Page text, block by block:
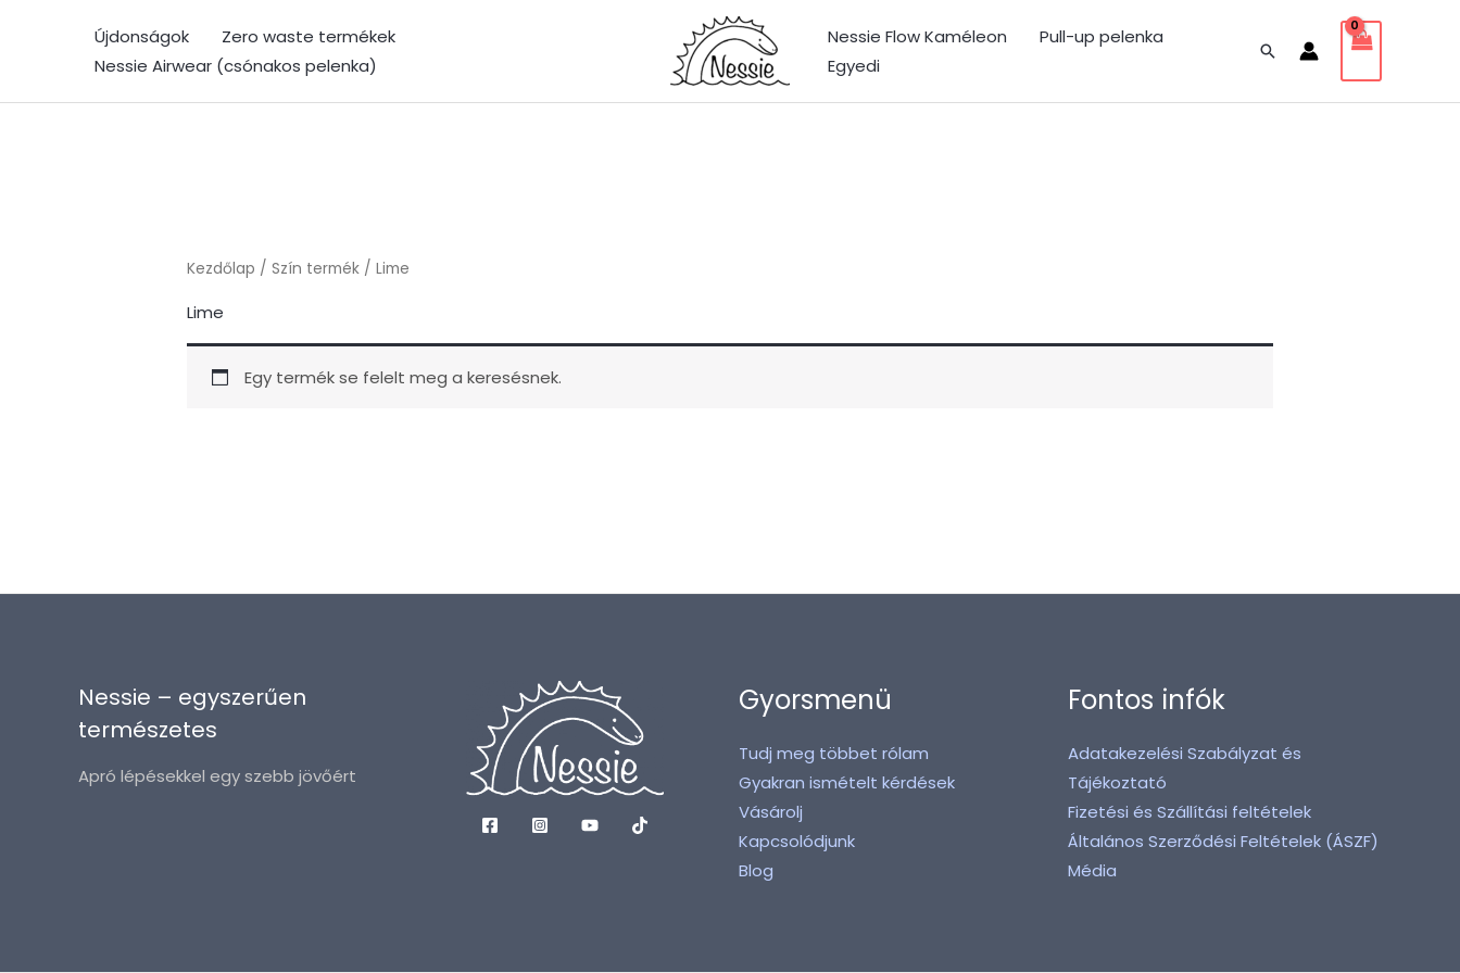
Újdonságok
Zero waste termékek
Nessie Airwear (csónakos pelenka)
Nessie Flow Kaméleon
Pull-up pelenka
Egyedi
Search
Kezdőlap / Szín termék / Lime
Lime
Egy termék se felelt meg a keresésnek.
Nessie – egyszerűen
természetes
Apró lépésekkel egy szebb jövőért
Gyorsmenü
Tudj meg többet rólam
Gyakran ismételt kérdések
Vásárolj
Kapcsolódjunk
Blog
Fontos infók
Adatakezelési Szabályzat és
Tájékoztató
Fizetési és Szállítási feltételek
Általános Szerződési Feltételek (ÁSZF)
Média